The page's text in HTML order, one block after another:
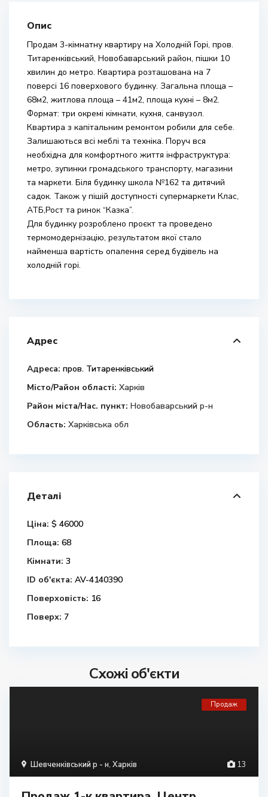
Опис
Продам 3-кімнатну квартиру на Холодній Горі, пров.
Титаренківський, Новобаварський район, пішки 10
хвилин до метро. Квартира розташована на 7
поверсі 16 поверхового будинку. Загальна площа –
68м2, житлова площа – 41м2, площа кухні – 8м2.
Формат: три окремі кімнати, кухня, санвузол.
Квартира з капітальним ремонтом робили для себе.
Залишаються всі меблі та техніка. Поруч вся
необхідна для комфортного життя інфраструктура:
метро, ​​зупинки громадського транспорту, магазини
та маркети. Біля будинку школа №162 та дитячий
садок. Також у пішій доступності супермаркети Клас,
АТБ,Рост та ринок “Казка”.
Для будинку розроблено проєкт та проведено
термомодернізацію, результатом якої стало
найменша вартість опалення серед будівель на
холодній горі.
Адрес
Адреса: пров. Титаренківський
Місто/Район області: Харків
Район міста/Нас. пункт: Новобаварський р-н
Область: Харківська обл
Деталі
Ціна: $ 46000
Площа: 68
Кімнати: 3
ID об'єкта: AV-4140390
Поверховість: 16
Поверх: 7
Схожі об'єкти
13
Шевченківський р - н, Харків
Продаж